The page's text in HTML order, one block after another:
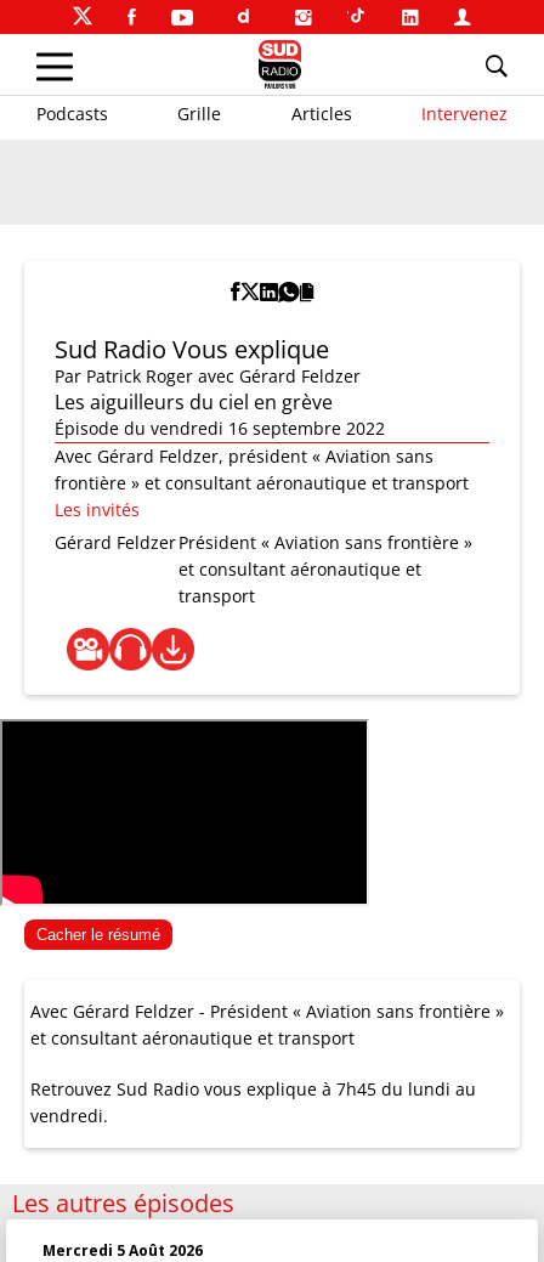
Podcasts Grille Articles Intervenez
Sud Radio Vous explique
Par Patrick Roger avec Gérard Feldzer
Les aiguilleurs du ciel en grève
Épisode du vendredi 16 septembre 2022
Avec Gérard Feldzer, président « Aviation sans
frontière » et consultant aéronautique et transport
Les invités
Gérard FeldzerPrésident « Aviation sans frontière »
et consultant aéronautique et
transport
Cacher le résumé
Avec Gérard Feldzer - Président « Aviation sans frontière »
et consultant aéronautique et transport
Retrouvez Sud Radio vous explique à 7h45 du lundi au
vendredi.
Les autres épisodes
Mercredi 5 Août 2026